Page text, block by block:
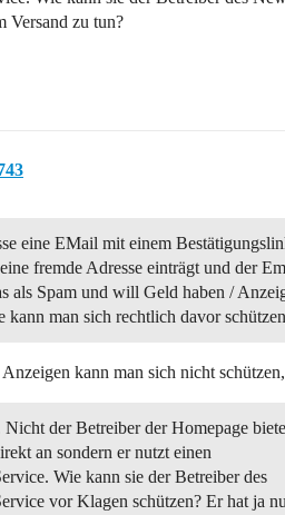
Versand zu tun?
eine EMail mit einem
fremde Adresse einträgt und der
als Spam und will Geld haben /
kann man sich rechtlich davor
kann man sich nicht
Nicht der Betreiber der Homepage
an sondern er nutzt einen
Wie kann sie der Betreiber des
vor Klagen schützen? Er hat ja